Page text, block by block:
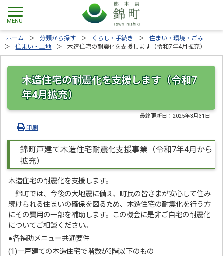
ホーム 分類から探す くらし・手続き
住まい・環境・ごみ
住まい・土地
木造住宅の耐震化を支援します（令和7年4月拡充）
木造住宅の耐震化を支援します（令和7
年4月拡充）
最終更新日：2025年3月31日
印刷
錦町戸建て木造住宅耐震化支援事業（令和7年4月から
拡充）
木造住宅の耐震化を支援します。
錦町では、今後の大地震に備え、町民の皆さまが安心して住み
続けられる住まいの確保を図るため、木造住宅の耐震化を行う方
にその費用の一部を補助します。この機会に是非ご自宅の耐震化
についてご相談ください。
●各補助メニュー共通要件
(1)一戸建ての木造住宅で階数が3階以下のもの